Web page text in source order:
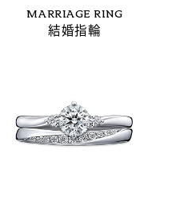
MARRIAGE RING
結婚指輪